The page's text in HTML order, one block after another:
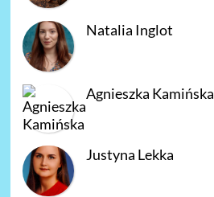
Natalia Inglot
Agnieszka Kamińska
Justyna Lekka